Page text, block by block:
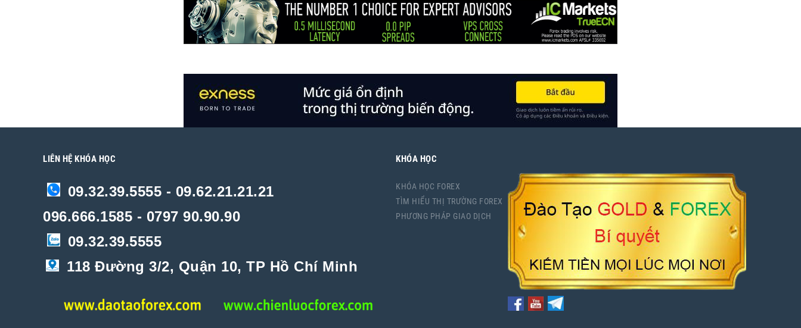
LIÊN HỆ KHÓA HỌC
09.32.39.5555 - 09.62.21.21.21
096.666.1585 - 0797 90.90.90
09.32.39.5555
118 Đường 3/2, Quận 10, TP Hồ Chí Minh
KHÓA HỌC
KHÓA HỌC FOREX
TÌM HIỂU THỊ TRƯỜNG FOREX
PHƯƠNG PHÁP GIAO DỊCH